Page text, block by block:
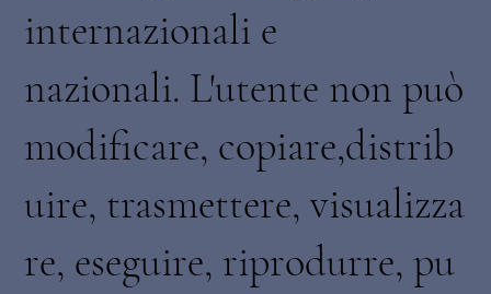
internazionali e
nazionali. L'utente non può
modificare, copiare,distrib
uire, trasmettere, visualizza
re, eseguire, riprodurre, pu